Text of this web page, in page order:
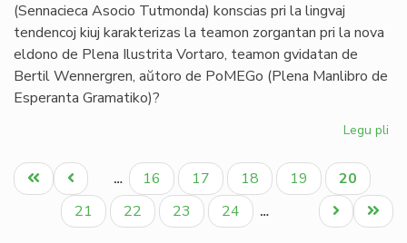
(Sennacieca Asocio Tutmonda) konscias pri la lingvaj
tendencoj kiuj karakterizas la teamon zorgantan pri la nova
eldono de Plena Ilustrita Vortaro, teamon gvidatan de
Bertil Wennergren, aŭtoro de PoMEGo (Plena Manlibro de
Esperanta Gramatiko)?
Legu pli
Pagination
Unua
paĝo
Antaŭa
paĝo
… Paĝo
16 Paĝo
17 Paĝo
18 Paĝo
19
Aktuala
paĝo
20
Paĝo
21 Paĝo
22 Paĝo
23 Paĝo
24 …
Last
page
Next
page